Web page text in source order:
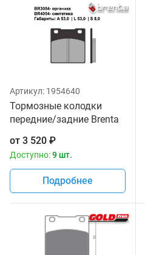
Артикул: 1954640
Тормозные колодки
передние/задние Brenta
от 3 520 ₽
Доступно:9 шт.
Подробнее